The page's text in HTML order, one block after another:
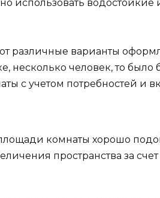
использовать водостойкие
различные варианты
несколько человек, то
с учетом потребностей и
комнаты хорошо
пространства за